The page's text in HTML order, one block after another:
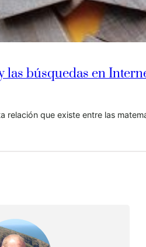
las búsquedas en
relación que existe entre las